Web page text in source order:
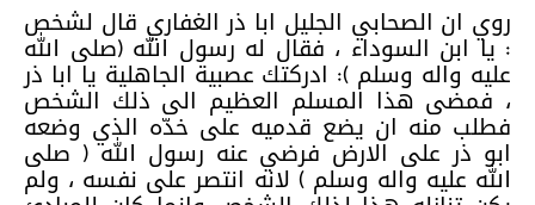
روي ان الصحابي الجليل ابا ذر الغفاري قال لشخص
: يا ابن السوداء ، فقال له رسول الله (صلى الله
عليه واله وسلم ): ادركتك عصبية الجاهلية يا ابا ذر
، فمضى هذا المسلم العظيم الى ذلك الشخص
فطلب منه ان يضع قدميه على خدّه الذي وضعه
ابو ذر على الارض فرضي عنه رسول الله ( صلى
الله عليه واله وسلم ) لانه انتصر على نفسه ، ولم